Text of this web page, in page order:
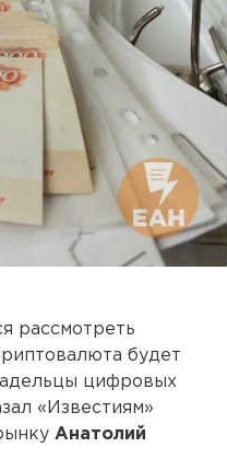
рассмотреть
будет
цифровых
«Известиям»
Анатолий